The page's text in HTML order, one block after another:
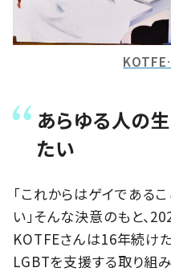
あらゆる人の
たい
「これからはゲイである
い」そんな決意のもと、
KOTFEさんは16年続け
LGBTを支援する取り組